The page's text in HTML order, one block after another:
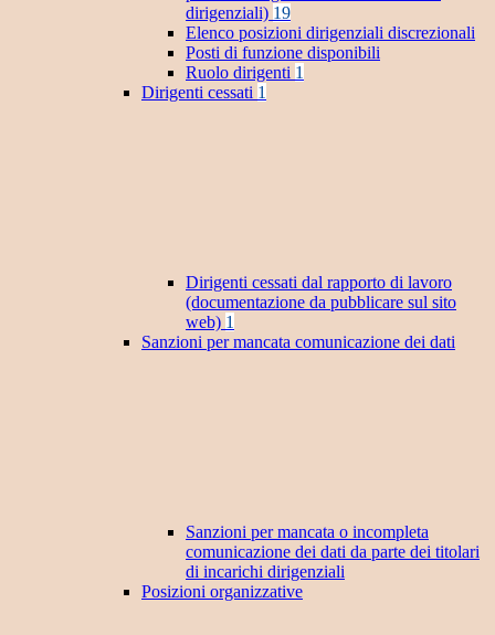
dirigenziali) 19
Elenco posizioni dirigenziali discrezionali
Posti di funzione disponibili
Ruolo dirigenti 1
Dirigenti cessati 1
Dirigenti cessati dal rapporto di lavoro
(documentazione da pubblicare sul sito
web) 1
Sanzioni per mancata comunicazione dei dati
Sanzioni per mancata o incompleta
comunicazione dei dati da parte dei titolari
di incarichi dirigenziali
Posizioni organizzative